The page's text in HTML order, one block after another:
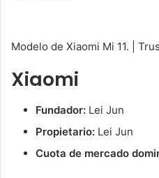
Modelo de Xiaomi Mi 11. |
Xiaomi
Fundador: Lei Jun
Propietario: Lei Jun
Cuota de mercado